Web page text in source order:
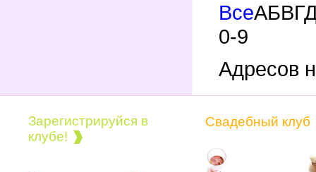
ВсеАБВГ
0-9
Адресов
Зарегистрируйся в
клубе!
Свадебный клуб